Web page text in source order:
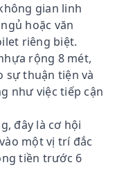
gian linh
hoặc văn
riêng biệt.
rộng 8 mét,
sự thuận tiện và
như việc tiếp cận
đây là cơ hội
một vị trí đắc
tiền trước 6